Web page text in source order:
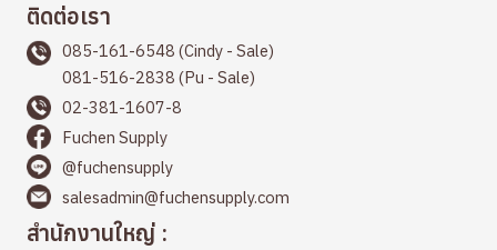
ติดต่อเรา
085-161-6548 (Cindy - Sale)
081-516-2838 (Pu - Sale)
02-381-1607-8
Fuchen Supply
@fuchensupply
salesadmin@fuchensupply.com
สำนักงานใหญ่ :